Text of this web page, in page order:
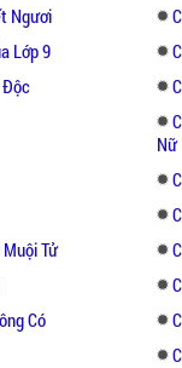
qua những
thân dưới, sau
một thế giới
sớm đã bị
thượng
quý phi nhút
cho hắn
Ngươi
Lớp 9
Độc
Nữ
Tử
Có